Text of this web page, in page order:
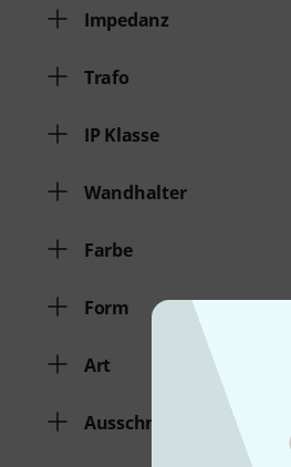
Impedanz
Trafo
IP Klasse
Wandhalter
Farbe
Form
Art
Ausschnitt-maß Ø in mm